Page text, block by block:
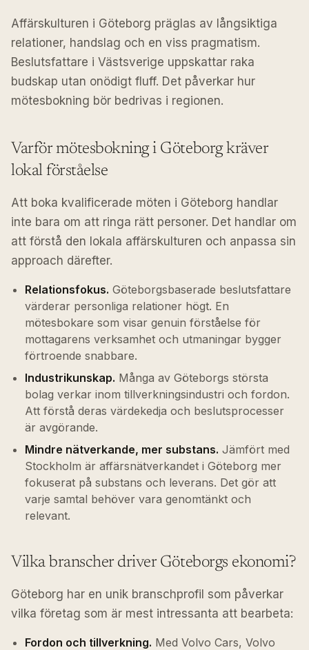
Affärskulturen i Göteborg präglas av långsiktiga
relationer, handslag och en viss pragmatism.
Beslutsfattare i Västsverige uppskattar raka
budskap utan onödigt fluff. Det påverkar hur
mötesbokning bör bedrivas i regionen.
Varför mötesbokning i Göteborg kräver
lokal förståelse
Att boka kvalificerade möten i Göteborg handlar
inte bara om att ringa rätt personer. Det handlar om
att förstå den lokala affärskulturen och anpassa sin
approach därefter.
Relationsfokus. Göteborgsbaserade beslutsfattare
värderar personliga relationer högt. En
mötesbokare som visar genuin förståelse för
mottagarens verksamhet och utmaningar bygger
förtroende snabbare.
Industrikunskap. Många av Göteborgs största
bolag verkar inom tillverkningsindustri och fordon.
Att förstå deras värdekedja och beslutsprocesser
är avgörande.
Mindre nätverkande, mer substans. Jämfört med
Stockholm är affärsnätverkandet i Göteborg mer
fokuserat på substans och leverans. Det gör att
varje samtal behöver vara genomtänkt och
relevant.
Vilka branscher driver Göteborgs ekonomi?
Göteborg har en unik branschprofil som påverkar
vilka företag som är mest intressanta att bearbeta:
Fordon och tillverkning. Med Volvo Cars, Volvo